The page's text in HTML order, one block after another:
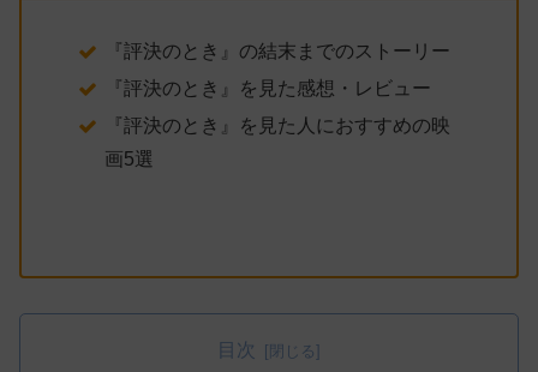
『評決のとき』の結末までのストーリー
『評決のとき』を見た感想・レビュー
『評決のとき』を見た人におすすめの映
画5選
目次